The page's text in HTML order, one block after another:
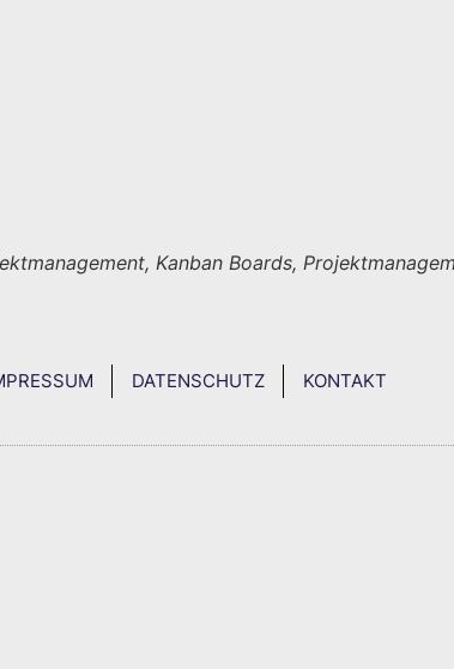
Kanban Boards,
DATENSCHUTZ KONTAKT